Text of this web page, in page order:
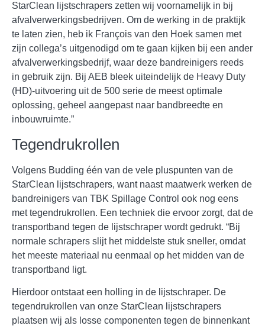
StarClean lijstschrapers zetten wij voornamelijk in bij
afvalverwerkingsbedrijven. Om de werking in de praktijk
te laten zien, heb ik François van den Hoek samen met
zijn collega’s uitgenodigd om te gaan kijken bij een ander
afvalverwerkingsbedrijf, waar deze bandreinigers reeds
in gebruik zijn. Bij AEB bleek uiteindelijk de Heavy Duty
(HD)-uitvoering uit de 500 serie de meest optimale
oplossing, geheel aangepast naar bandbreedte en
inbouwruimte.”
Tegendrukrollen
Volgens Budding één van de vele pluspunten van de
StarClean lijstschrapers, want naast maatwerk werken de
bandreinigers van TBK Spillage Control ook nog eens
met tegendrukrollen. Een techniek die ervoor zorgt, dat de
transportband tegen de lijstschraper wordt gedrukt. “Bij
normale schrapers slijt het middelste stuk sneller, omdat
het meeste materiaal nu eenmaal op het midden van de
transportband ligt.
Hierdoor ontstaat een holling in de lijstschraper. De
tegendrukrollen van onze StarClean lijstschrapers
plaatsen wij als losse componenten tegen de binnenkant